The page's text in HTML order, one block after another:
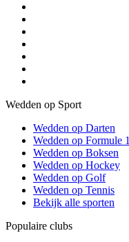
Wedden op Sport
Wedden op Darten
Wedden op Formule 1
Wedden op Boksen
Wedden op Hockey
Wedden op Golf
Wedden op Tennis
Bekijk alle sporten
Populaire clubs